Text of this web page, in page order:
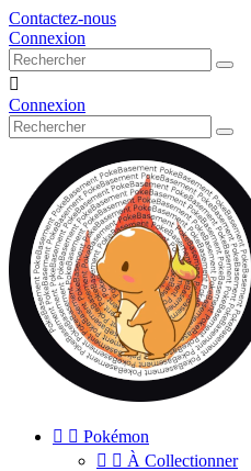
Contactez-nous
Connexion

Connexion
  Pokémon
  À Collectionner